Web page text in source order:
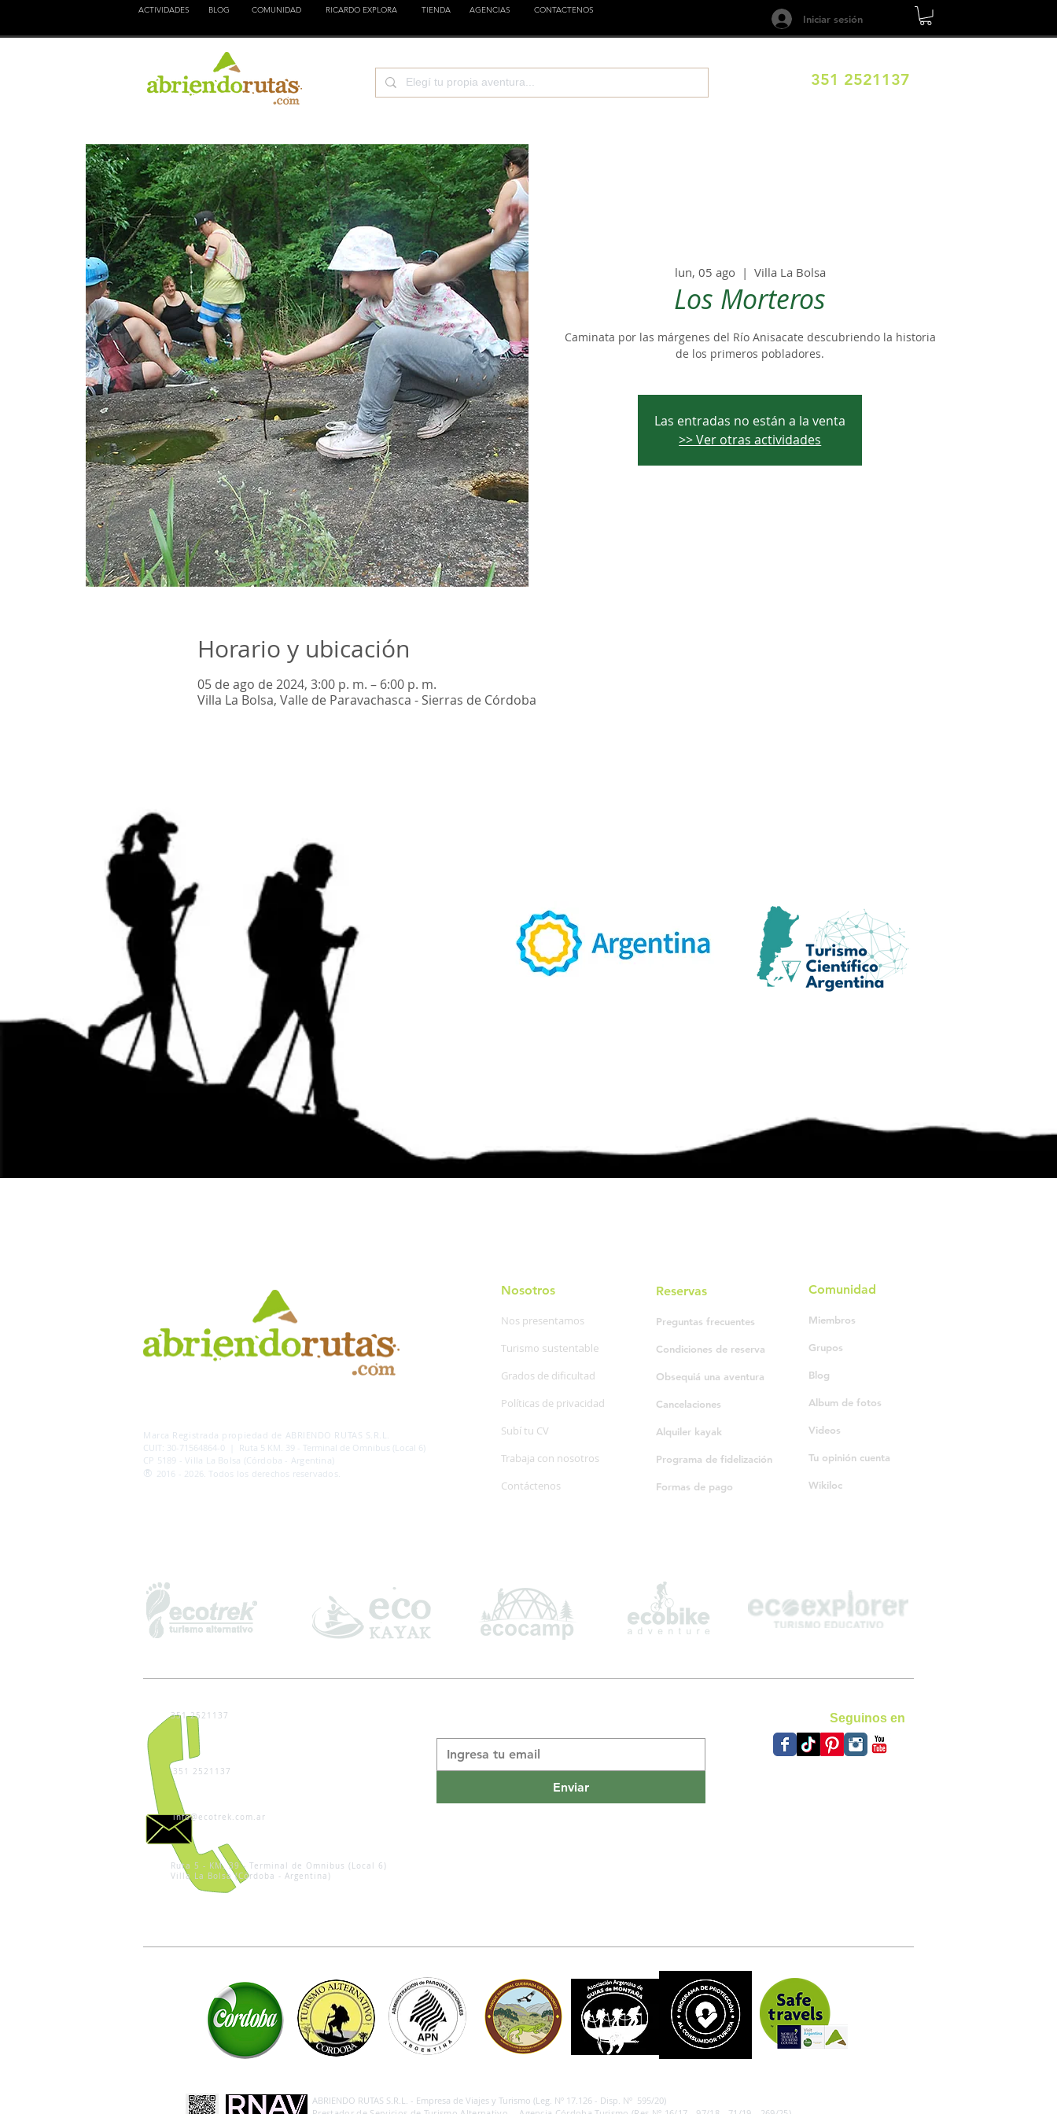
ACTIVIDADES BLOG COMUNIDAD RICARDO EXPLORA TIENDA AGENCIAS CONTACTENOS
Iniciar sesión
351 2521137
lun, 05 ago
  |
Villa La Bolsa
Los Morteros
Caminata por las márgenes del Río Anisacate descubriendo la historia
de los primeros pobladores.
Las entradas no están a la venta
>> Ver otras actividades
Horario y ubicación
05 de ago de 2024, 3:00 p. m. – 6:00 p. m.
Villa La Bolsa, Valle de Paravachasca - Sierras de Córdoba
Marca Registrada propiedad de ABRIENDO RUTAS S.R.L.
CUIT: 30-71564864-0 | Ruta 5 KM. 39 - Terminal de Omnibus (Local 6)
CP 5189 - Villa La Bolsa (Córdoba - Argentina)
® 2016 - 2026. Todos los derechos reservados.
Nosotros
Nos presentamos
Turismo sustentable
Grados de dificultad
Políticas de privacidad
Subí tu CV
Trabaja con nosotros
Contáctenos
Reservas
Preguntas frecuentes
Condiciones de reserva
Obsequiá una aventura
Cancelaciones
Alquiler kayak
Programa de fidelización
Formas de pago
Comunidad
Miembros
Grupos
Blog
Album de fotos
Videos
Tu opinión cuenta
Wikiloc
Seguinos en
351 2521137
351 2521137
info@ecotrek.com.ar
Ruta 5 - KM. 39 - Terminal de Omnibus (Local 6)
Villa La Bolsa (Córdoba - Argentina)
Enviar
ABRIENDO RUTAS S.R.L. - Empresa de Viajes y Turismo (Leg. Nº 17.126 - Disp. Nº 595/20)